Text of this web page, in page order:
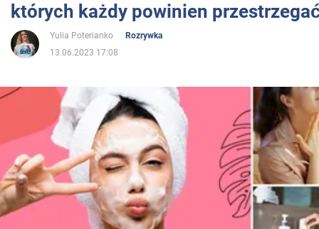
Rozrywka
Polityka
Społeczeństwo
Wojna na Ukrainie
których każdy powinien
Yulia Poterianko
Rozrywka
13.06.2023 17:08